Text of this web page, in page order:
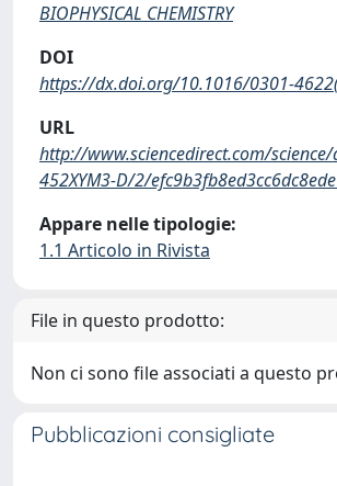
BIOPHYSICAL CHEMISTRY
DOI
https://dx.doi.org/10.1016/0301-
URL
http://www.sciencedirect.com/
452XYM3-D/2/
Appare nelle tipologie:
1.1 Articolo in Rivista
File in questo prodotto:
Non ci sono file associati a questo
Pubblicazioni consigliate